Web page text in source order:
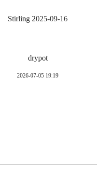
Stirling 2025-09-16
drypot
2026-07-05 19:19